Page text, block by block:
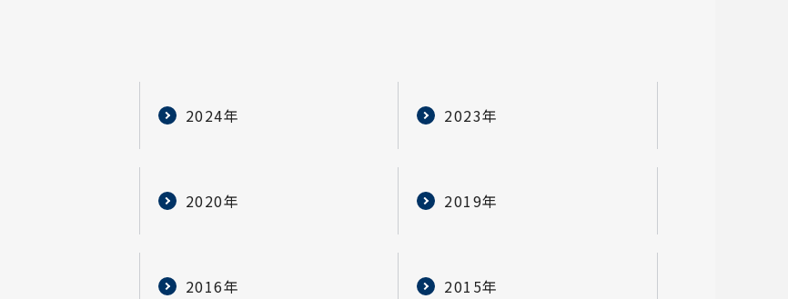
2024年 2023年
2020年 2019年
2016年 2015年